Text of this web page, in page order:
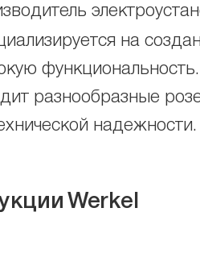
на
разнообразные
надежности.
Werkel